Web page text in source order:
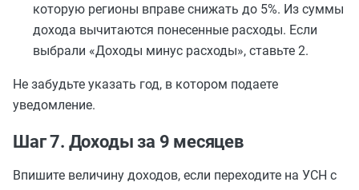
которую регионы вправе снижать до 5%. Из суммы
дохода вычитаются понесенные расходы. Если
выбрали «Доходы минус расходы», ставьте 2.
Не забудьте указать год, в котором подаете
уведомление.
Шаг 7. Доходы за 9 месяцев
Впишите величину доходов, если переходите на УСН с